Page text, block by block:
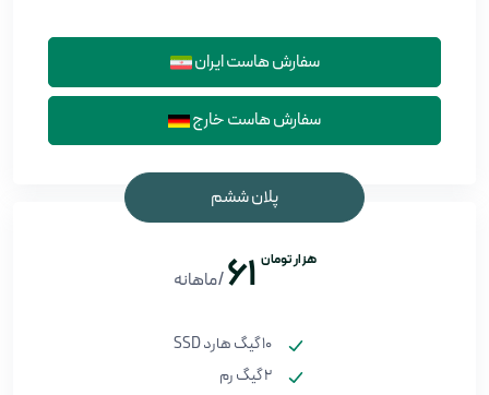
سفارش هاست ایران
سفارش هاست خارج
پلان ششم
هزار تومان 61/ماهانه
10 گیگ هارد SSD
2 گیگ رم